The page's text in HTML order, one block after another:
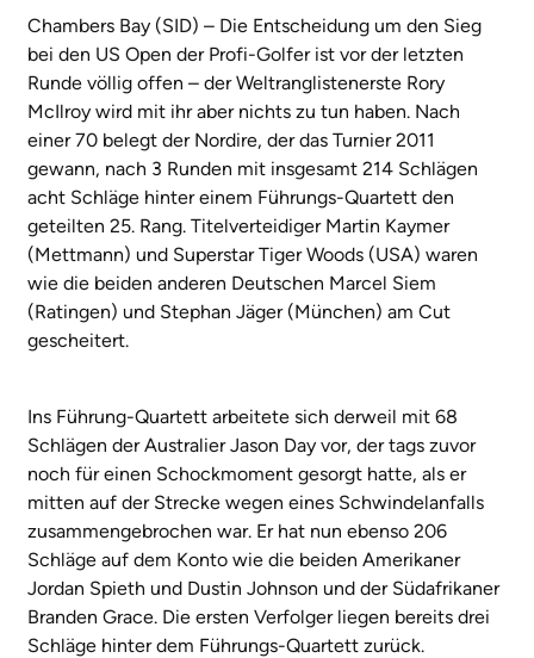
Chambers Bay (SID) – Die Entscheidung um den Sieg
bei den US Open der Profi-Golfer ist vor der letzten
Runde völlig offen – der Weltranglistenerste Rory
McIlroy wird mit ihr aber nichts zu tun haben. Nach
einer 70 belegt der Nordire, der das Turnier 2011
gewann, nach 3 Runden mit insgesamt 214 Schlägen
acht Schläge hinter einem Führungs-Quartett den
geteilten 25. Rang. Titelverteidiger Martin Kaymer
(Mettmann) und Superstar Tiger Woods (USA) waren
wie die beiden anderen Deutschen Marcel Siem
(Ratingen) und Stephan Jäger (München) am Cut
gescheitert.
Ins Führung-Quartett arbeitete sich derweil mit 68
Schlägen der Australier Jason Day vor, der tags zuvor
noch für einen Schockmoment gesorgt hatte, als er
mitten auf der Strecke wegen eines Schwindelanfalls
zusammengebrochen war. Er hat nun ebenso 206
Schläge auf dem Konto wie die beiden Amerikaner
Jordan Spieth und Dustin Johnson und der Südafrikaner
Branden Grace. Die ersten Verfolger liegen bereits drei
Schläge hinter dem Führungs-Quartett zurück.